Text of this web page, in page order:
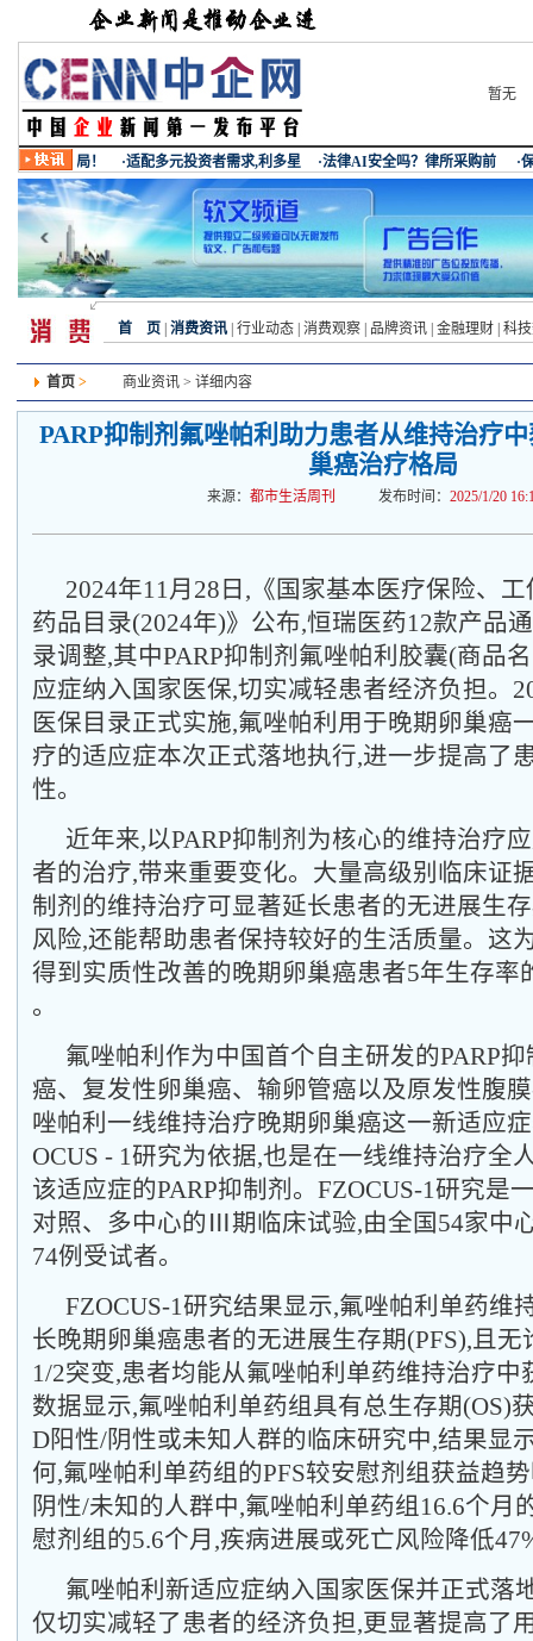
暂无
首 页 消费资讯 行业动态 消费观察 品牌资讯 金融理财 科
首页 > 商业资讯 > 详细内容
PARP抑制剂氟唑帕利助力患者从维持治疗
巢癌治疗格局
来源： 都市生活周刊 发布时间： 2025/1/20
2024年11月28日,《国家基本医疗保险、
药品目录(2024年)》公布,恒瑞医药12款产品
录调整,其中PARP抑制剂氟唑帕利胶囊(商品
应症纳入国家医保,切实减轻患者经济负担。
医保目录正式实施,氟唑帕利用于晚期卵巢癌
疗的适应症本次正式落地执行,进一步提高了
性。
近年来,以PARP抑制剂为核心的维持治疗
者的治疗,带来重要变化。大量高级别临床证
制剂的维持治疗可显著延长患者的无进展生
风险,还能帮助患者保持较好的生活质量。这
得到实质性改善的晚期卵巢癌患者5年生存率
。
氟唑帕利作为中国首个自主研发的PARP
癌、复发性卵巢癌、输卵管癌以及原发性腹
唑帕利一线维持治疗晚期卵巢癌这一新适应
OCUS - 1研究为依据,也是在一线维持治疗全
该适应症的PARP抑制剂。FZOCUS-1研究是
对照、多中心的Ⅲ期临床试验,由全国54家中
74例受试者。
FZOCUS-1研究结果显示,氟唑帕利单药维
长晚期卵巢癌患者的无进展生存期(PFS),且无
1/2突变,患者均能从氟唑帕利单药维持治疗中
数据显示,氟唑帕利单药组具有总生存期(OS)
D阳性/阴性或未知人群的临床研究中,结果显
何,氟唑帕利单药组的PFS较安慰剂组获益趋
阴性/未知的人群中,氟唑帕利单药组16.6个月
慰剂组的5.6个月,疾病进展或死亡风险降低
氟唑帕利新适应症纳入国家医保并正式落
仅切实减轻了患者的经济负担,更显著提高了